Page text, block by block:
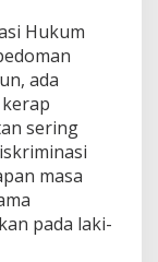
Hukum
ada
sering
masa
pada laki-